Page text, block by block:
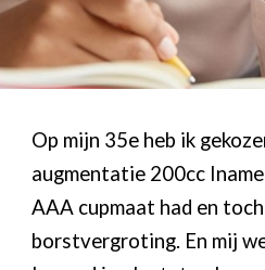
Op mijn 35e heb ik
augmentatie 200cc
AAA cupmaat had en
borstvergroting. En mij